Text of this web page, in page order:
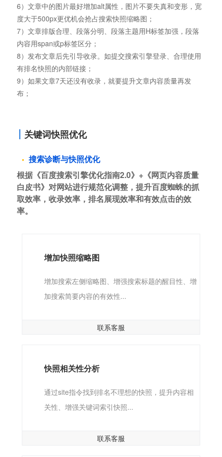
6）文章中的图片最好增加alt属性，图片不要失真和变形，宽
度大于500px更优机会抢占搜索快照缩略图；
7）文章排版合理、段落分明、段落主题用H标签加强，段落
内容用span或p标签区分；
8）发布文章后先引导收录。如提交搜索引擎登录、合理使用
有排名快照的内部链接；
9）如果文章7天还没有收录，就要提升文章内容质量再发
布；
关键词快照优化
搜索诊断与快照优化
根据《百度搜索引擎优化指南2.0》+《网页内容质量
白皮书》对网站进行规范化调整，提升百度蜘蛛的抓
取效率，收录效率，排名展现效率和有效点击的效
率。
增加快照缩略图
增加搜索左侧缩略图、增强搜索标题的醒目性、增
加搜索简要内容的有效性...
联系客服
快照相关性分析
通过site指令找到排名不理想的快照，提升内容相
关性、增强关键词索引快照...
联系客服